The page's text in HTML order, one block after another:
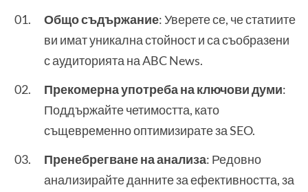
Общо съдържание: Уверете се, че статиите
ви имат уникална стойност и са съобразени
с аудиторията на ABC News.
Прекомерна употреба на ключови думи:
Поддържайте четимостта, като
същевременно оптимизирате за SEO.
Пренебрегване на анализа: Редовно
анализирайте данните за ефективността, за